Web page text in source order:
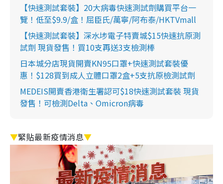
【快速測試套裝】20大病毒快速測試劑購買平台一
覽！低至$9.9/盒！屈臣氏/萬寧/阿布泰/HKTVmall
【快速測試套裝】深水埗電子特賣城$15快速抗原測
試劑 現貨發售！買10支再送3支檢測棒
日本城分店現貨開賣KN95口罩+快速測試套裝優
惠！$128買到成人立體口罩2盒+5支抗原檢測試劑
MEDEIS開賣香港衛生署認可$18快速測試套裝 現貨
發售！可檢測Delta、Omicron病毒
▼緊貼最新疫情消息▼